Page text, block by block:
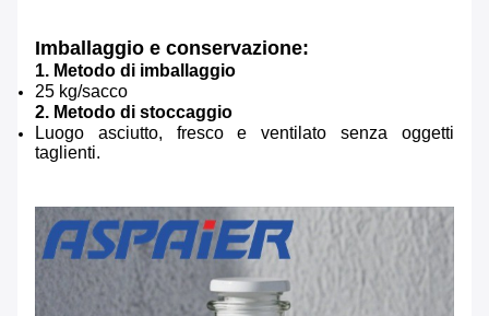
Imballaggio e conservazione:
1. Metodo di imballaggio
25 kg/sacco
2. Metodo di stoccaggio
Luogo asciutto, fresco e ventilato senza oggetti
taglienti.